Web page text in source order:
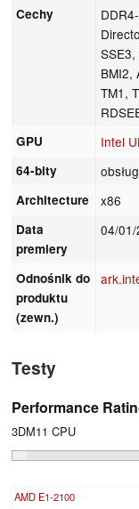
Cechy
BMI2,
TM1,
GPU Intel
64-bity
Architecture x86
Data
premiery
04/
Odnośnik do
produktu
(zewn.)
Testy
Performance
3DM11 CPU
AMD E1-2100